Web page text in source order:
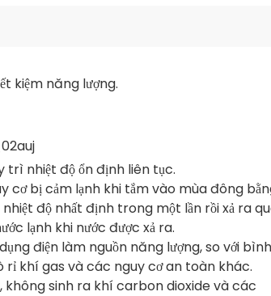
kiệm năng lượng.
trì nhiệt độ ổn định liên tục.
cơ bị cảm lạnh khi tắm vào mùa đông
độ nhất định trong một lần rồi xả ra
lạnh khi nước được xả ra.
điện làm nguồn năng lượng, so với bình
rỉ khí gas và các nguy cơ an toàn khác.
không sinh ra khí carbon dioxide và các